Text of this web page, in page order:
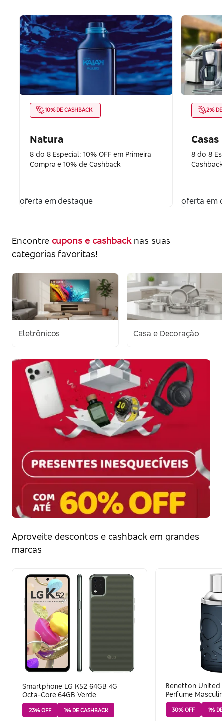
10% DE CASHBACK
Natura
8 do 8 Especial: 10% OFF em Primeira
Compra e 10% de Cashback
oferta em destaque
2%
8 do 8
oferta em
Encontre cupons e cashback nas suas
categorias favoritas!
Eletrônicos Casa e Decoração
Aproveite descontos e cashback em grandes
marcas
Smartphone LG K52 64GB 4G
Octa-Core 64GB Verde
23% OFF 1% DE CASHBACK
Benetton United
Perfume
Toilette
30% OFF 1%